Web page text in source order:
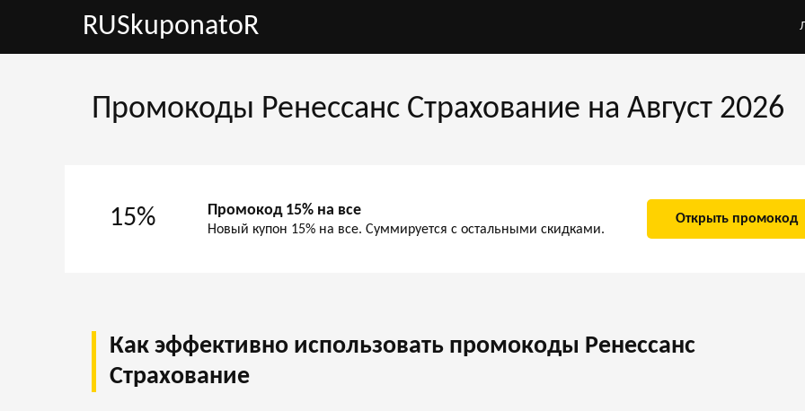
RUSkuponatoR
Промокоды Ренессанс Страхование на Август 2026
15% Промокод 15% на все
Новый купон 15% на все. Суммируется с остальными скидками.
Открыть промокод
Как эффективно использовать промокоды Ренессанс
Страхование